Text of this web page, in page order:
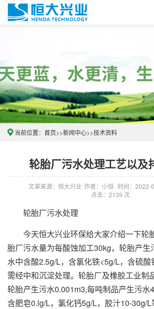
当前位置： 首页>>新闻中心>>技术资料
轮胎厂污水处理工艺以及
文章来源：恒大兴业 作者：小恒 时间：2022-
点击：2139 次
轮胎厂污水处理
今天恒大兴业环保给大家介绍一下轮
胎厂污水量为每酸蚀加工30kg，轮胎产生
水中含酸2.5g/L，含氯化铁<5g/L，含硫
需经中和沉淀处理。轮胎厂及橡胶工业制
轮胎产生污水0.001m3,每吨制品产生污水
含肥皂0.lg/L，氯化钙5g/L，胶汁10-30g/